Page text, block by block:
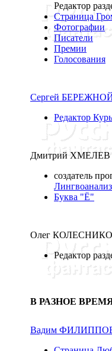
Редактор
Страница
Фотографии
Писатели
Премии
Голосования
Сергей
Редактор
Дмитрий ХМЕЛЕВ
создатель
Буква "Ё"
Олег
Редактор
В РАЗНОЕ
Вадим